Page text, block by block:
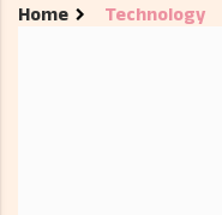
Home Technology